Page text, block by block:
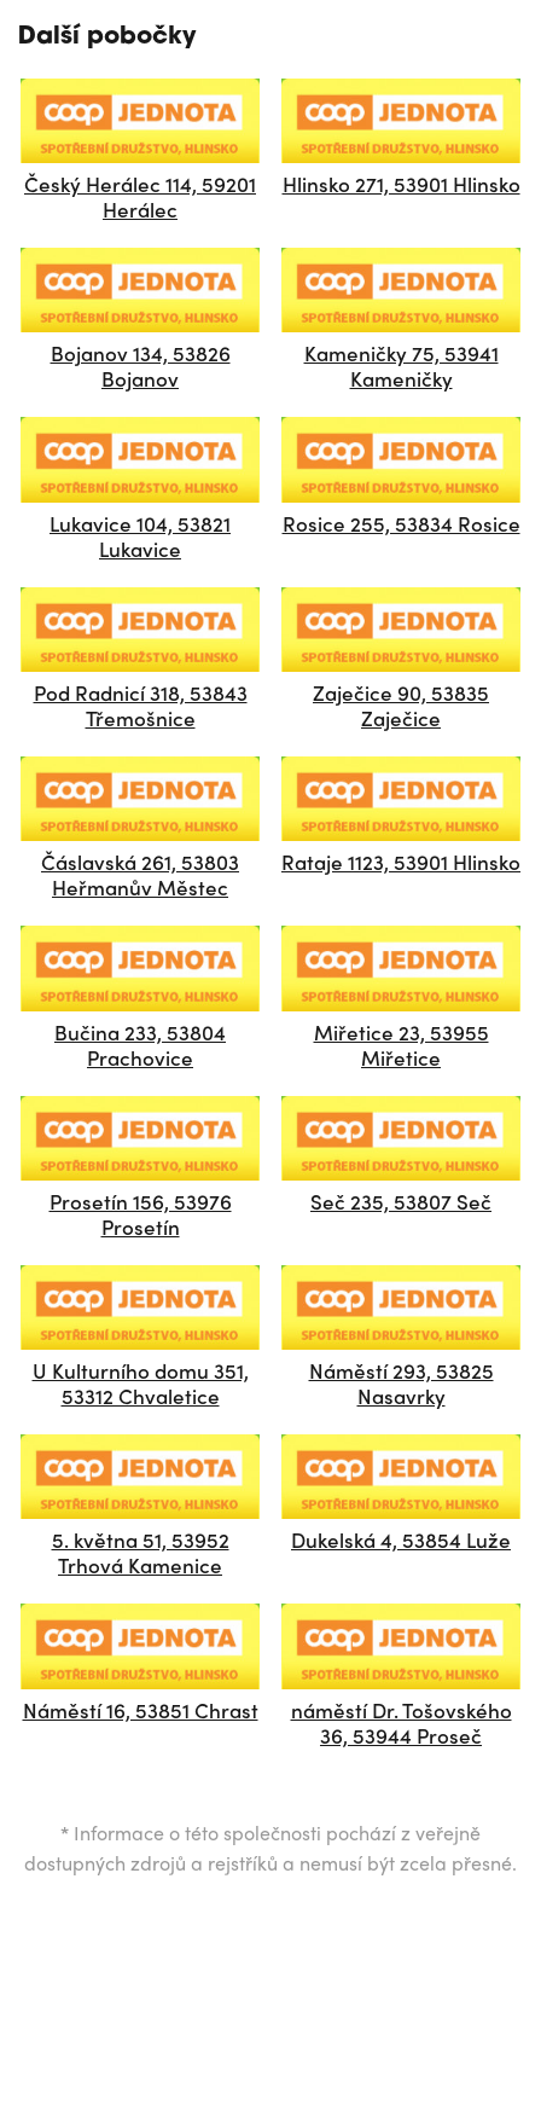
Další pobočky
Český Herálec 114, 59201
Herálec
Hlinsko 271, 53901 Hlinsko
Bojanov 134, 53826
Bojanov
Kameničky 75, 53941
Kameničky
Lukavice 104, 53821
Lukavice
Rosice 255, 53834 Rosice
Pod Radnicí 318, 53843
Třemošnice
Zaječice 90, 53835
Zaječice
Čáslavská 261, 53803
Heřmanův Městec
Rataje 1123, 53901 Hlinsko
Bučina 233, 53804
Prachovice
Miřetice 23, 53955
Miřetice
Prosetín 156, 53976
Prosetín
Seč 235, 53807 Seč
U Kulturního domu 351,
53312 Chvaletice
Náměstí 293, 53825
Nasavrky
5. května 51, 53952
Trhová Kamenice
Dukelská 4, 53854 Luže
Náměstí 16, 53851 Chrast
náměstí Dr. Tošovského
36, 53944 Proseč
* Informace o této společnosti pochází z veřejně
dostupných zdrojů a rejstříků a nemusí být zcela přesné.